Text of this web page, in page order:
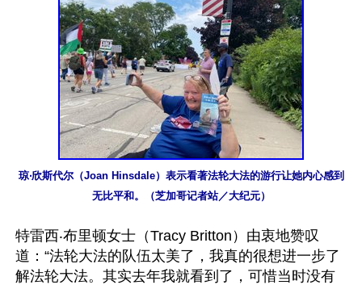
琼‧欣斯代尔（Joan Hinsdale）表示看著法轮大法的游行让她内心感到
无比平和。（芝加哥记者站／大纪元）
特雷西‧布里顿女士（Tracy Britton）由衷地赞叹
道：“法轮大法的队伍太美了，我真的很想进一步了
解法轮大法。其实去年我就看到了，可惜当时没有